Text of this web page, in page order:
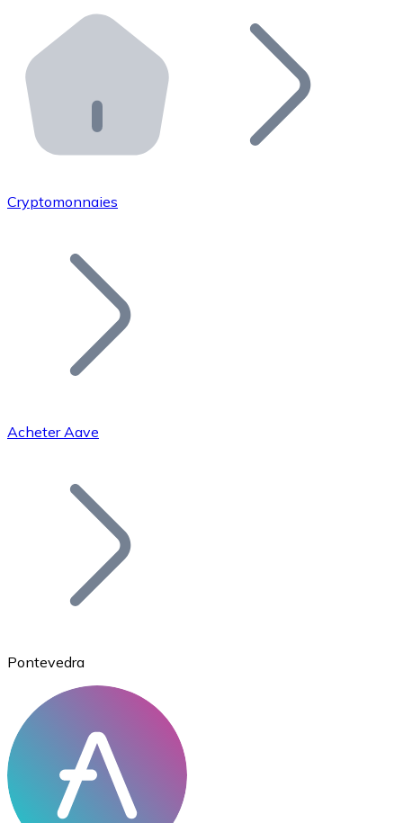
Distributeurs automatiques Bitnovo
Intégrez un ATM Bitnovo dans votre entreprise et
API Bitnovo
Intégrez notre API dans votre écosystème.
Rejoignez notre réseau de distributeurs et
Ajoutez le token de votre projet à notre service
Bitcoin
Ethereum
ETH
Cryptomonnaies
Acheter Aave
Pontevedra